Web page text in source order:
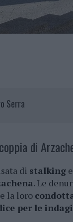
Serra
di
di stalking e
. Le
la loro
per le